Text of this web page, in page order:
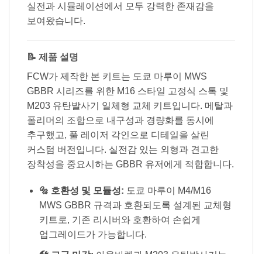
실전과 시뮬레이션에서 모두 강력한 존재감을
보여왔습니다.
📝 제품 설명
FCW가 제작한 본 키트는 도쿄 마루이 MWS
GBBR 시리즈를 위한 M16 스타일 고정식 스톡 및
M203 유탄발사기 일체형 교체 키트입니다. 메탈과
폴리머의 조합으로 내구성과 경량화를 동시에
추구했고, 풀 레이저 각인으로 디테일을 살린
커스텀 버전입니다. 실전감 있는 외형과 견고한
장착성을 중요시하는 GBBR 유저에게 적합합니다.
🔩 호환성 및 모듈성: 도쿄 마루이 M4/M16
MWS GBBR 규격과 호환되도록 설계된 교체형
키트로, 기존 리시버와 호환하여 손쉽게
업그레이드가 가능합니다.